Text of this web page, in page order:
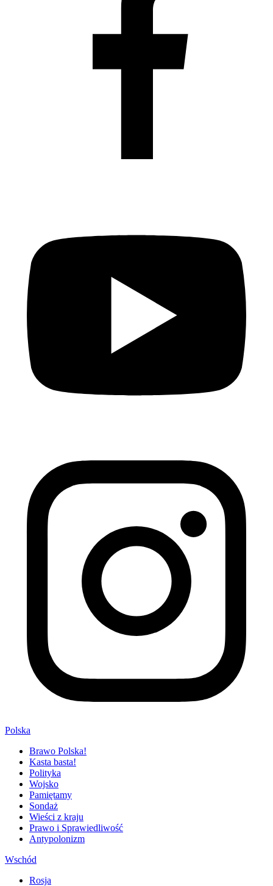
Polska
Brawo Polska!
Kasta basta!
Polityka
Wojsko
Pamiętamy
Sondaż
Wieści z kraju
Prawo i Sprawiedliwość
Antypolonizm
Wschód
Rosja